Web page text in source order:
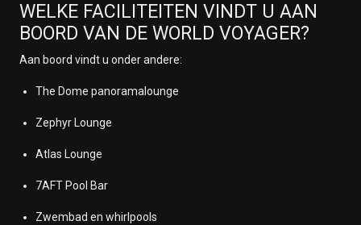
WELKE FACILITEITEN VINDT U AAN
BOORD VAN DE WORLD VOYAGER?
Aan boord vindt u onder andere:
The Dome panoramalounge
Zephyr Lounge
Atlas Lounge
7AFT Pool Bar
Zwembad en whirlpools